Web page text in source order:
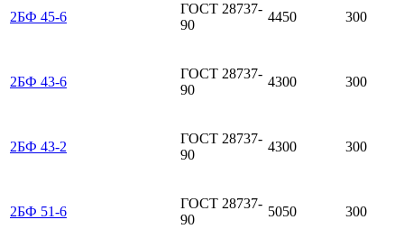
2БФ 45-6
ГОСТ 28737-
90
4450 300
2БФ 43-6
ГОСТ 28737-
90
4300 300
2БФ 43-2
ГОСТ 28737-
90
4300 300
2БФ 51-6
ГОСТ 28737-
90
5050 300